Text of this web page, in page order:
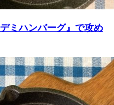
ミハンバーグ』で攻め